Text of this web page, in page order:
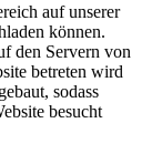
auf unserer
können.
den Servern von
betreten wird
sodass
besucht